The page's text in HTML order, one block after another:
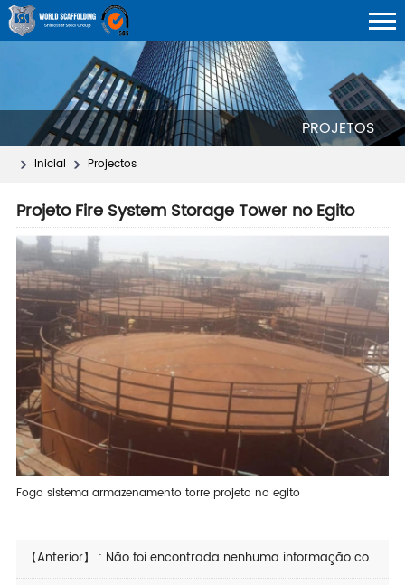
PROJETOS
Inicial Projectos
Projeto Fire System Storage Tower no Egito
Fogo sistema armazenamento torre projeto no egito
【Anterior】 : Não foi encontrada nenhuma informação correspondente